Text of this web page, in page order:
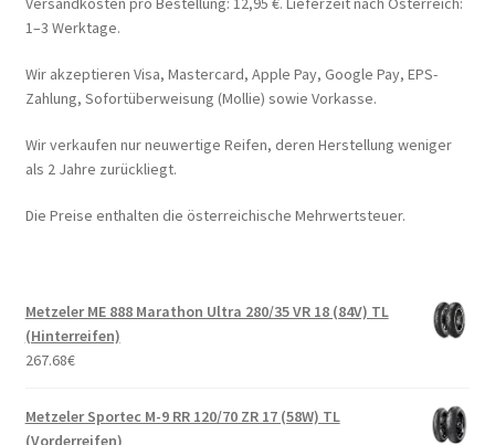
1–3 Werktage.
Wir akzeptieren Visa, Mastercard, Apple Pay, Google Pay, EPS-
Zahlung, Sofortüberweisung (Mollie) sowie Vorkasse.
Wir verkaufen nur neuwertige Reifen, deren Herstellung weniger
als 2 Jahre zurückliegt.
Die Preise enthalten die österreichische Mehrwertsteuer.
Metzeler ME 888 Marathon Ultra 280/35 VR 18 (84V) TL
(Hinterreifen)
267.68€
Metzeler Sportec M-9 RR 120/70 ZR 17 (58W) TL